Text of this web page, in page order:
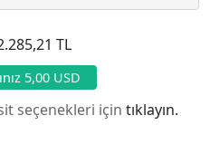
TL
5,00 USD
seçenekleri için tıklayın.